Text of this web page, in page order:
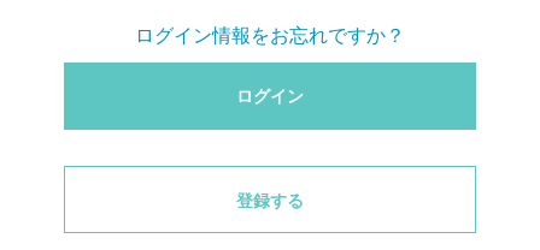
ログイン情報をお忘れですか？
ログイン
登録する